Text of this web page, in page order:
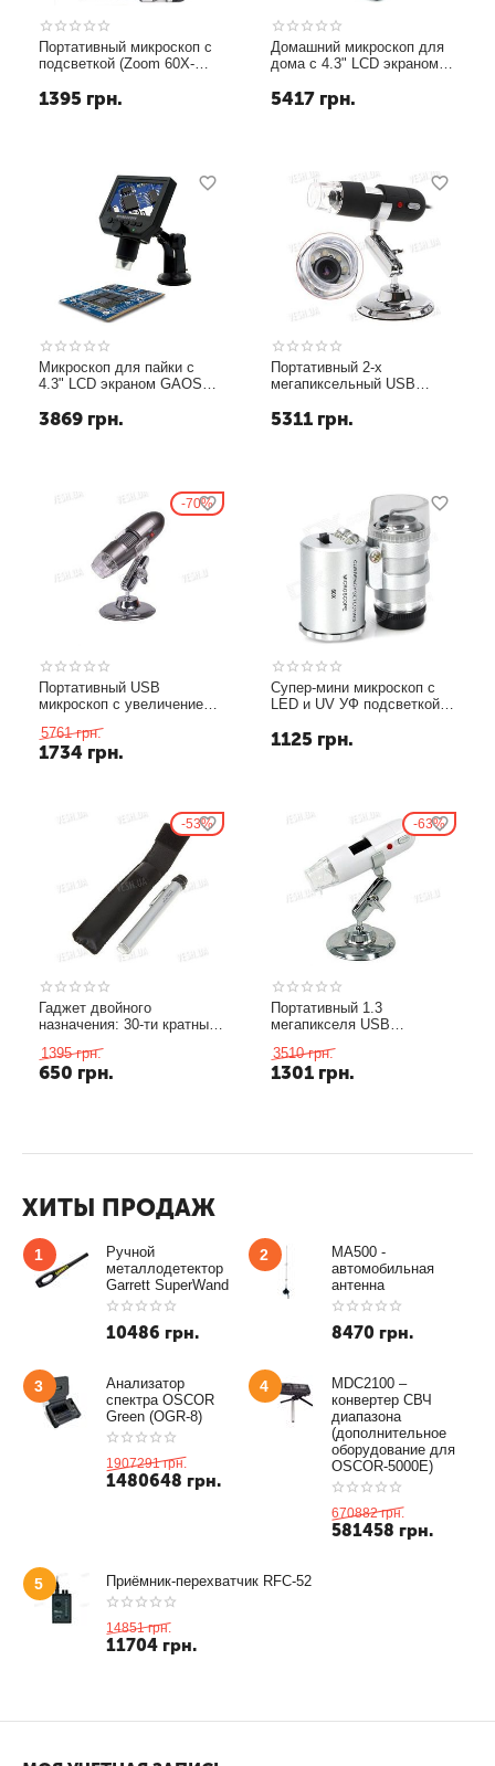
Портативный микроскоп с
подсветкой (Zoom 60X-
1395 грн.
Домашний микроскоп для
дома с 4.3" LCD экраном
увеличением 600 X
5417 грн.
Микроскоп для пайки с
4.3" LCD экраном GAOSUO
3869 грн.
Портативный 2-х
мегапиксельный USB
800 Х
5311 грн.
70%
Портативный USB
микроскоп с увеличением
5761 грн.
1734 грн.
Супер-мини микроскоп с
LED и UV УФ подсветкой с
детекции фальшивых
1125 грн.
53%
Гаджет двойного
назначения: 30-ти кратный
телескоп в форме ручки с
чехлом
1395 грн.
650 грн.
63%
Портативный 1.3
мегапикселя USB
увеличением
3510 грн.
1301 грн.
ХИТЫ ПРОДАЖ
1
Ручной
металлодетектор
Garrett SuperWand
10486 грн.
2
MA500 -
автомобильная
антенна
8470 грн.
3
Анализатор
спектра OSCOR
Green (OGR-8)
1907291 грн.
1480648 грн.
4
MDC2100 –
конвертер СВЧ
диапазона
(дополнительное
оборудование для
OSCOR-5000E)
670882 грн.
581458 грн.
5 Приёмник-перехватчик RFC-52
14851 грн.
11704 грн.